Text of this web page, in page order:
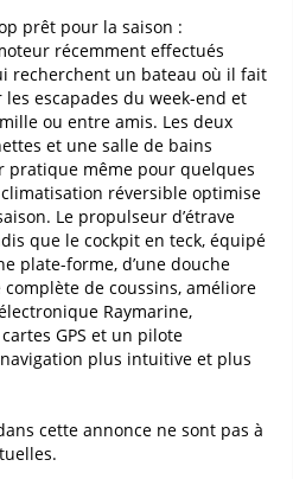
prêt pour la saison :
récemment effectués
recherchent un bateau où il fait
escapades du week-end et
ou entre amis. Les deux
et une salle de bains
pratique même pour quelques
réversible optimise
Le propulseur d’étrave
que le cockpit en teck, équipé
plate-forme, d’une douche
de coussins, améliore
Raymarine,
GPS et un pilote
plus intuitive et plus
cette annonce ne sont pas à